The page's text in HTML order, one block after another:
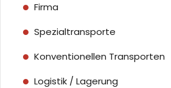
Firma
Spezialtransporte
Konventionellen Transporten
Logistik / Lagerung